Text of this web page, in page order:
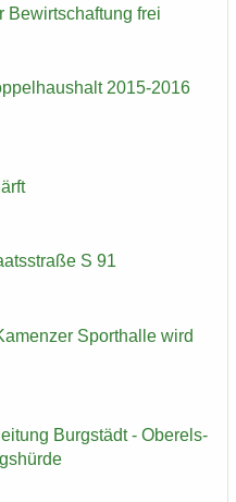
Be­wirt­schaf­tung frei
2015-2016
S 91
Sport­hal­le wird
Burg­städt - Ober­els­